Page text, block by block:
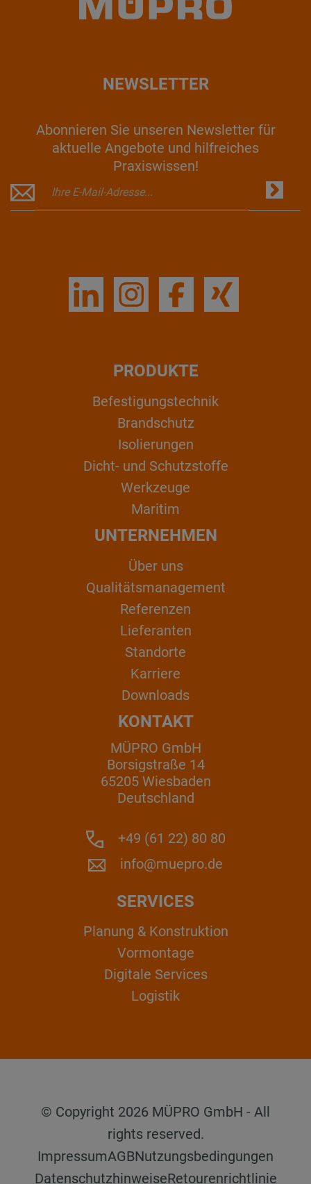
NEWSLETTER
Abonnieren Sie unseren Newsletter für
aktuelle Angebote und hilfreiches
Praxiswissen!
PRODUKTE
Befestigungstechnik
Brandschutz
Isolierungen
Dicht- und Schutzstoffe
Werkzeuge
Maritim
UNTERNEHMEN
Über uns
Qualitätsmanagement
Referenzen
Lieferanten
Standorte
Karriere
Downloads
KONTAKT
MÜPRO GmbH
Borsigstraße 14
65205 Wiesbaden
Deutschland
+49 (61 22) 80 80
info@muepro.de
SERVICES
Planung & Konstruktion
Vormontage
Digitale Services
Logistik
© Copyright 2026 MÜPRO GmbH - All
rights reserved.
ImpressumAGBNutzungsbedingungen
DatenschutzhinweiseRetourenrichtlinie